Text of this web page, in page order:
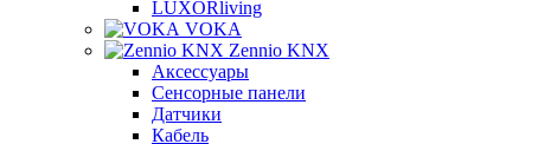
LUXORliving
VOKA
Zennio KNX
Аксессуары
Сенсорные панели
Датчики
Кабель